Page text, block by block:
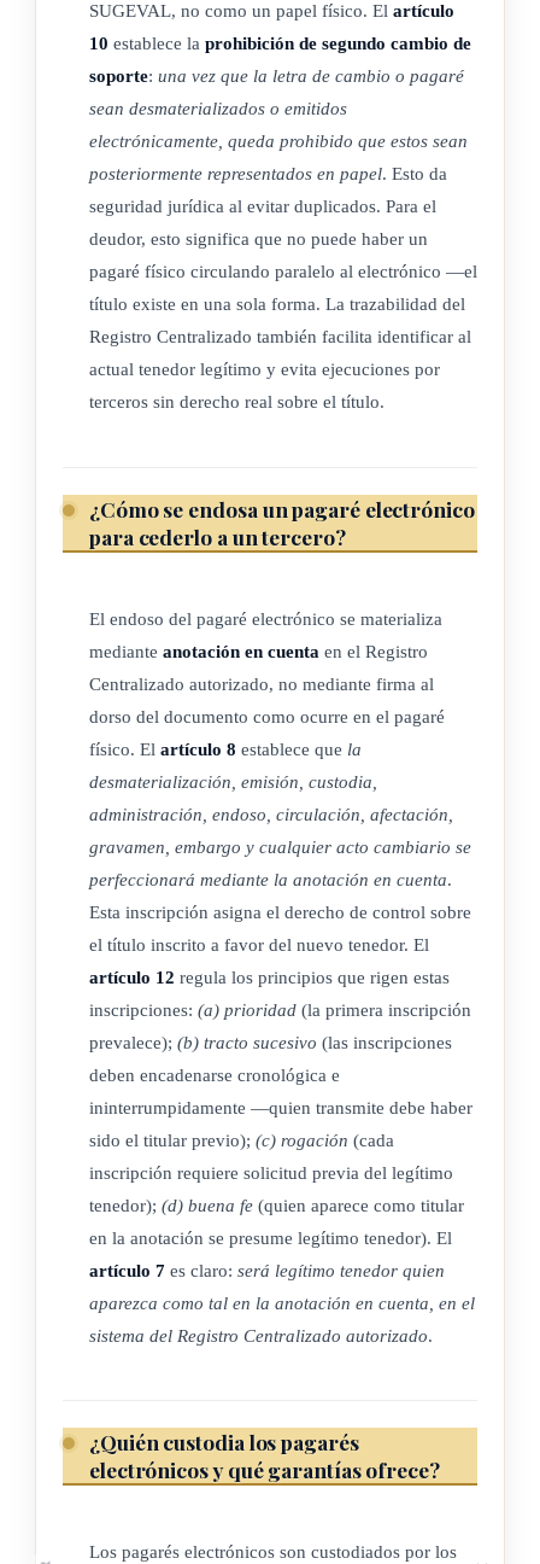
Código de Comercio.
c) Inalteración del derecho preexistente: salvo en lo
expresamente dispuesto en la presente ley, las
d) Valor equivalente de la firma: la letra de cambio y el
pagaré electrónicos, que sean suscritos mediante firma
digital o certificado digital indistintamente, tendrán el
mismo valor y eficacia probatoria de su equivalente
firmado en forma autógrafa.
e) Otros principios: de igual forma serán aplicables los
principios de equivalencia funcional establecidos en la
relación con los documentos electrónicos y la firma
digital, en virtud de lo cual, cuando cualquier norma
requisito quedará satisfecho con un documento
electrónico.
ARTÍCULO 5
Interpretación.
refieren a la letra de cambio y pagaré en el Código de
Comercio, debiendo prevalecer, en caso de contradicción, las
disposiciones estipuladas en esta ley. La misma regla aplicará
respecto de las demás normativas sustanciales o procesales
que regulen las materias desarrolladas en esta ley.
CAPÍTULO II
EMISIÓN Y ANOTACIÓN EN CUENTA DE LA
LETRA
Cumplimiento de los requisitos formales para la emisión y
circulación de la letra de cambio y pagaré electrónicos. La
cumplir con los requisitos establecidos en el Código de
SUGEVAL, no como un papel físico. El artículo
10 establece la prohibición de segundo cambio de
soporte: una vez que la letra de cambio o pagaré
sean desmaterializados o emitidos
electrónicamente, queda prohibido que estos sean
posteriormente representados en papel. Esto da
seguridad jurídica al evitar duplicados. Para el
deudor, esto significa que no puede haber un
pagaré físico circulando paralelo al electrónico —el
título existe en una sola forma. La trazabilidad del
Registro Centralizado también facilita identificar al
actual tenedor legítimo y evita ejecuciones por
terceros sin derecho real sobre el título.
¿Cómo se endosa un pagaré electrónico
para cederlo a un tercero?
El endoso del pagaré electrónico se materializa
mediante anotación en cuenta en el Registro
Centralizado autorizado, no mediante firma al
dorso del documento como ocurre en el pagaré
físico. El artículo 8 establece que la
desmaterialización, emisión, custodia,
administración, endoso, circulación, afectación,
gravamen, embargo y cualquier acto cambiario se
perfeccionará mediante la anotación en cuenta.
Esta inscripción asigna el derecho de control sobre
el título inscrito a favor del nuevo tenedor. El
artículo 12 regula los principios que rigen estas
inscripciones: (a) prioridad (la primera inscripción
prevalece); (b) tracto sucesivo (las inscripciones
deben encadenarse cronológica e
ininterrumpidamente —quien transmite debe haber
sido el titular previo); (c) rogación (cada
inscripción requiere solicitud previa del legítimo
tenedor); (d) buena fe (quien aparece como titular
en la anotación se presume legítimo tenedor). El
artículo 7 es claro: será legítimo tenedor quien
aparezca como tal en la anotación en cuenta, en el
sistema del Registro Centralizado autorizado.
¿Quién custodia los pagarés
electrónicos y qué garantías ofrece?
Los pagarés electrónicos son custodiados por los